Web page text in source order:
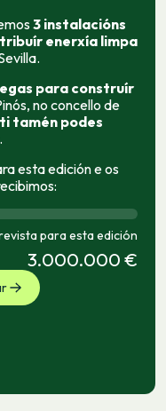
3 instalacións
enerxía limpa
para construír
no concello de
ti tamén podes
.
esta edición e os
para esta edición
3.000.000 €